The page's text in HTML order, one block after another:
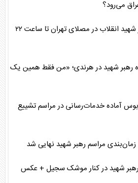
می‌رود؟
برنامه وداع با پیکر رهبر شهید انقلاب در مصلای تهران تا ساعت ۲۲
رهبر شهید در هرندی؛ «من فقط همین یک
آماده خدمات‌رسانی در مراسم تشییع
زمان‌بندی مراسم رهبر شهید نهایی شد
شهید در کنار موشک سجیل + عکس